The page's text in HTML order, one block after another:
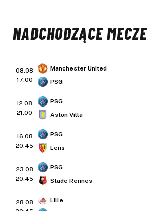
NADCHODZĄCE MECZE
08.08
17:00
Manchester United
PSG
12.08
21:00
PSG
Aston Villa
16.08
20:45
PSG
Lens
23.08
20:45
PSG
Stade Rennes
28.08
Lille